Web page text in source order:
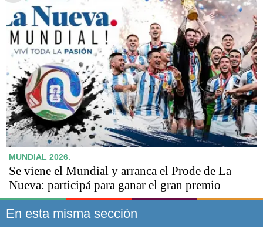
MUNDIAL 2026.
Se viene el Mundial y arranca el Prode de La
Nueva: participá para ganar el gran premio
En esta misma sección